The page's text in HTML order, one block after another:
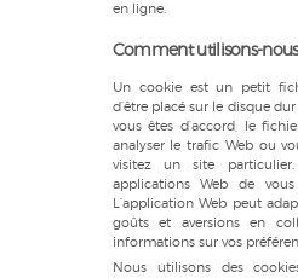
en ligne.
Comment utilisons-
Un cookie est un petit
d’être placé sur le disque
vous êtes d’accord, le
analyser le trafic Web ou
visitez un site
applications Web de
L’application Web peut
goûts et aversions en
informations sur vos
Nous utilisons des